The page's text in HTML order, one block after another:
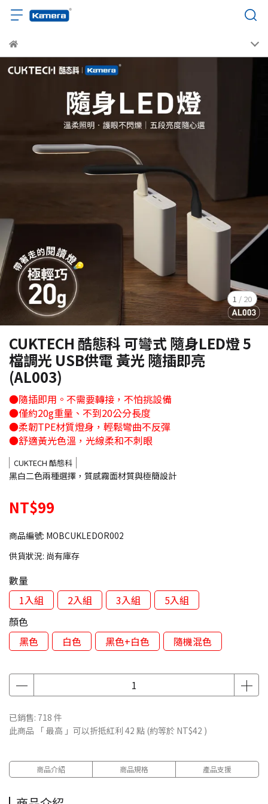
1 / 20
CUKTECH 酷態科 可彎式 隨身LED燈 5
檔調光 USB供電 黃光 隨插即亮
(AL003)
●隨插即用。不需要轉接，不怕挑設備
●僅約20g重量、不到20公分長度
●柔韌TPE材質燈身，輕鬆彎曲不反彈
●舒適黃光色溫，光線柔和不刺眼
CUKTECH 酷態科
黑白二色兩種選擇，質感霧面材質與極簡設計
NT$99
商品編號: MOBCUKLEDOR002
供貨狀況: 尚有庫存
數量
1入組
2入組 3入組
5入組
顏色
黑色
白色 黑色+白色 隨機混色
已銷售: 718 件
此商品 「 最高 」可以折抵紅利 42 點 (約等於 NT$42 )
商品介紹 商品規格 產品支援